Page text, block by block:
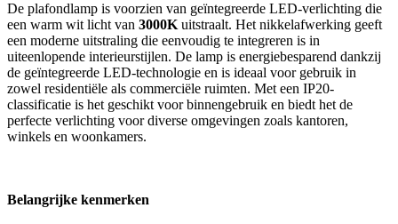
De plafondlamp is voorzien van geïntegreerde LED-verlichting die
een warm wit licht van 3000Kuitstraalt. Het nikkelafwerking geeft
een moderne uitstraling die eenvoudig te integreren is in
uiteenlopende interieurstijlen. De lamp is energiebesparend dankzij
de geïntegreerde LED-technologie en is ideaal voor gebruik in
zowel residentiële als commerciële ruimten. Met een IP20-
classificatie is het geschikt voor binnengebruik en biedt het de
perfecte verlichting voor diverse omgevingen zoals kantoren,
winkels en woonkamers.
Belangrijke kenmerken